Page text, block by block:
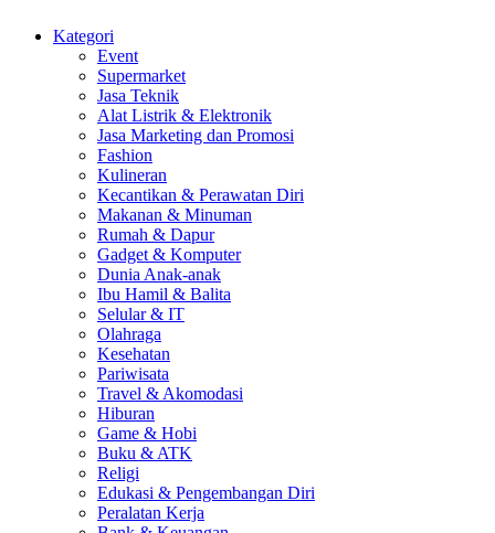
Kategori
Event
Supermarket
Jasa Teknik
Alat Listrik & Elektronik
Jasa Marketing dan Promosi
Fashion
Kulineran
Kecantikan & Perawatan Diri
Makanan & Minuman
Rumah & Dapur
Gadget & Komputer
Dunia Anak-anak
Ibu Hamil & Balita
Selular & IT
Olahraga
Kesehatan
Pariwisata
Travel & Akomodasi
Hiburan
Game & Hobi
Buku & ATK
Religi
Edukasi & Pengembangan Diri
Peralatan Kerja